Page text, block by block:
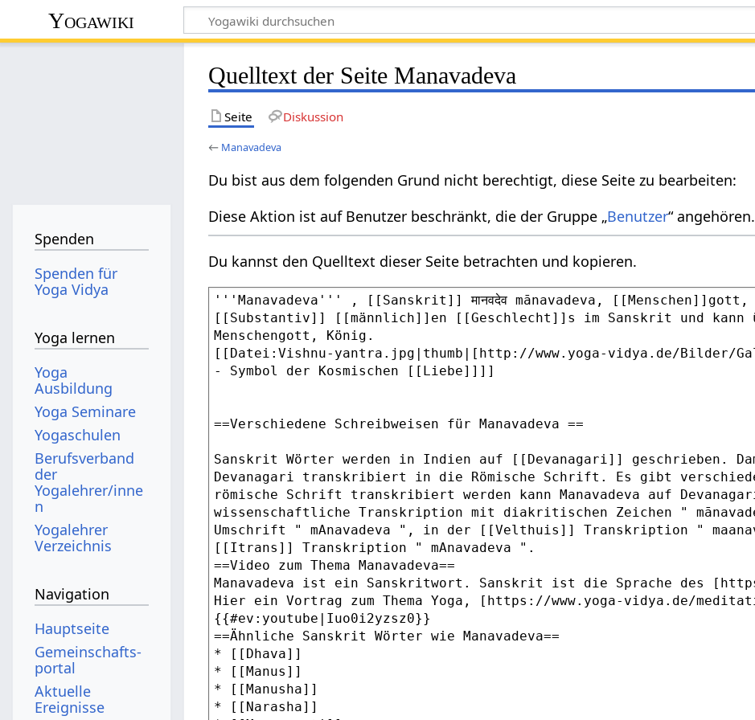
Yogawiki
Quelltext der Seite Manavadeva
Seite Diskussion
← Manavadeva
Du bist aus dem folgenden Grund nicht berechtigt, diese Seite zu bearbeiten:
Diese Aktion ist auf Benutzer beschränkt, die der Gruppe „Benutzer“ angehören.
Du kannst den Quelltext dieser Seite betrachten und kopieren.
Spenden
Spenden für
Yoga Vidya
Yoga lernen
Yoga
Ausbildung
Yoga Seminare
Yogaschulen
Berufsverband
der
Yogalehrer/inne
n
Yogalehrer
Verzeichnis
Navigation
Hauptseite
Gemeinschafts­
portal
Aktuelle
Ereignisse